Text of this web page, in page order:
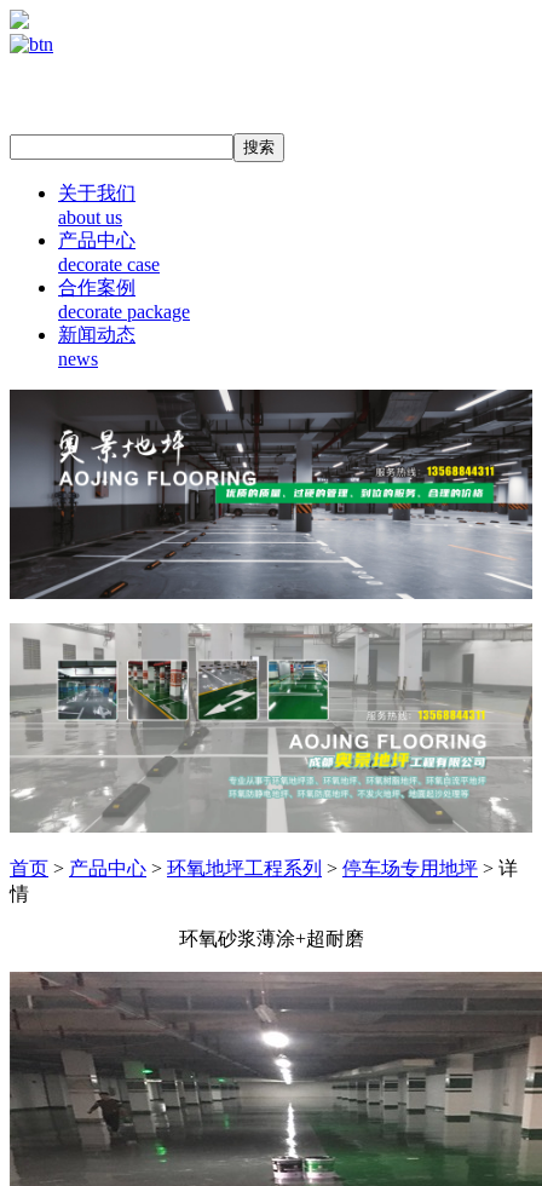
关于我们
about us
产品中心
decorate case
合作案例
decorate package
新闻动态
news
首页 > 产品中心 > 环氧地坪工程系列 > 停车场专用地坪 > 详
情
环氧砂浆薄涂+超耐磨